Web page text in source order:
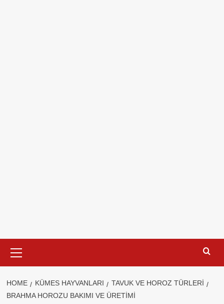
Menu
HOME KÜMES HAYVANLARI
TAVUK VE HOROZ TÜRLERI
BRAHMA HOROZU BAKIMI VE ÜRETIMI